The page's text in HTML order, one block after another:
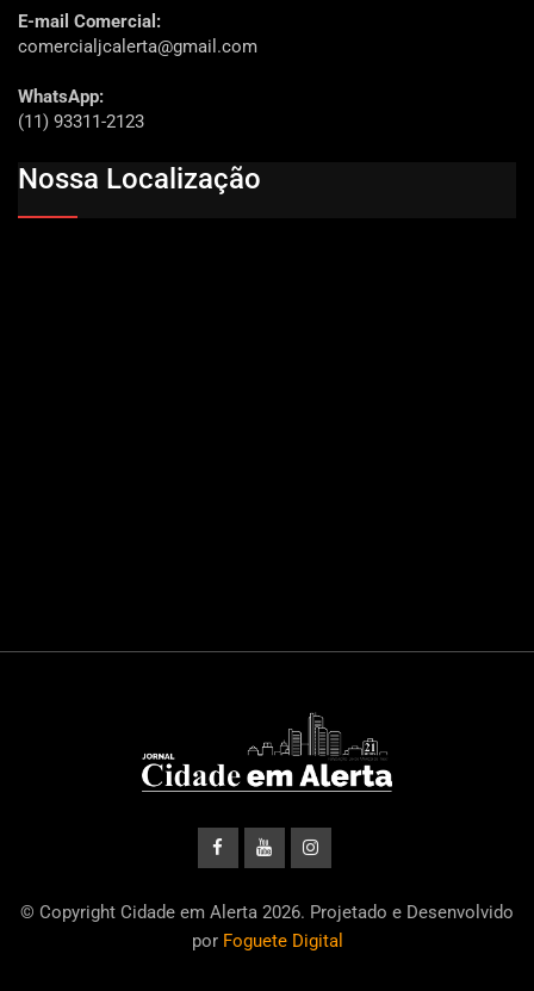
E-mail Comercial:
comercialjcalerta@gmail.com
WhatsApp:
(11) 93311-2123
Nossa Localização
© Copyright Cidade em Alerta 2026. Projetado e Desenvolvido
por Foguete Digital